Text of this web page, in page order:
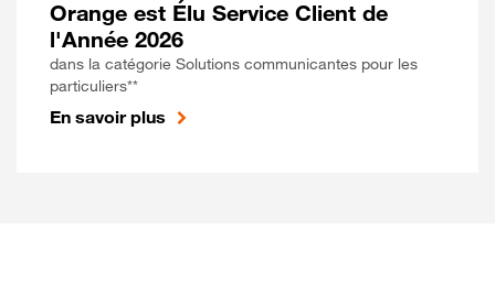
Orange est Élu Service Client de
l'Année 2026
dans la catégorie Solutions communicantes pour les
particuliers**
En savoir plus